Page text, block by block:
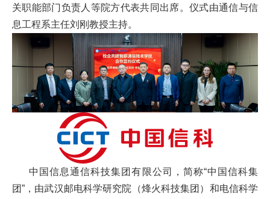
学
院
关职能部门负责人等院方代表共同出席。仪式由通信与信
息工程系主任刘刚教授主持。
中国信息通信科技集团有限公司，简称“中国信科集
团”，由武汉邮电科学研究院（烽火科技集团）和电信科学